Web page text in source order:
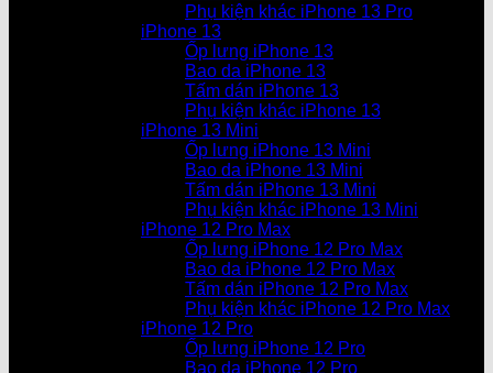
Phụ kiện khác iPhone 13 Pro
iPhone 13
Ốp lưng iPhone 13
Bao da iPhone 13
Tấm dán iPhone 13
Phụ kiện khác iPhone 13
iPhone 13 Mini
Ốp lưng iPhone 13 Mini
Bao da iPhone 13 Mini
Tấm dán iPhone 13 Mini
Phụ kiện khác iPhone 13 Mini
iPhone 12 Pro Max
Ốp lưng iPhone 12 Pro Max
Bao da iPhone 12 Pro Max
Tấm dán iPhone 12 Pro Max
Phụ kiện khác iPhone 12 Pro Max
iPhone 12 Pro
Ốp lưng iPhone 12 Pro
Bao da iPhone 12 Pro